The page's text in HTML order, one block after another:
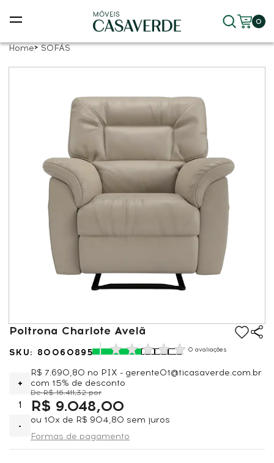
0
Home SOFÁS
Poltrona Charlote Avelã
80060895 0 avaliações
-
+
R$ 7.690,80 no PIX - gerente01@ticasaverde.com.br
com 15% de desconto
R$ 16.411,32
R$ 9.048,00
ou 10x de R$ 904,80 sem juros
Formas de pagamento